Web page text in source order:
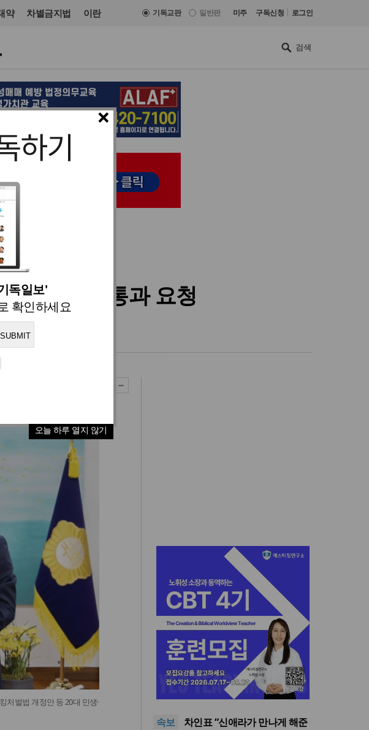
약 차별금지법 이란 기독교판 일반판 미주 구독신청 로그인
×
독일보'
확인하세요
오늘 하루 열지 않기
법 개정안 통과 요청
법 협조 당부
처벌법 개정안 등 20대 민생·
속보
올리벳대학교, 120만 평 리버사
이드 대학 캠퍼스 영구 사용 승
세계로교회 손현보 목사, 백악
표회장 이·취임식 열려
차인표 “신애라가 만나게 해준